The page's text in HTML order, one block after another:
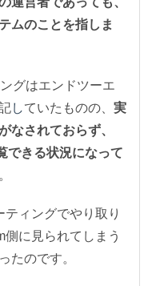
ムのことを指しま
グはエンドツーエ
していたものの、 実
なされておらず、
できる状況になって
ィングでやり取り
に見られてしまう
たのです。